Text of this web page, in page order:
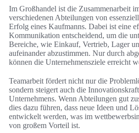
Im Großhandel ist die Zusammenarbeit
verschiedenen Abteilungen von
Erfolg eines Kaufmanns. Dabei ist eine
Kommunikation entscheidend, um die
Bereiche, wie Einkauf, Vertrieb, Lager
aufeinander abzustimmen. Nur durch
können die Unternehmensziele erreicht
Teamarbeit fördert nicht nur die
sondern steigert auch die
Unternehmens. Wenn Abteilungen gut
dies dazu führen, dass neue Ideen und
entwickelt werden, was im
von großem Vorteil ist.